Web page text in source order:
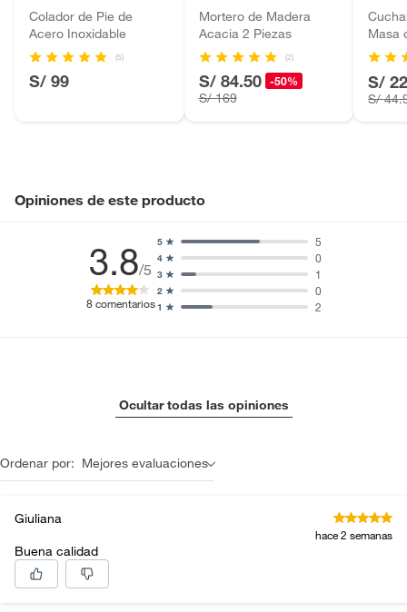
Baterías de auto.
Motocicletas y bicicletas motorizadas.
Licores y cigarros electrónicos.
Colador de Pie de
Acero Inoxidable
(5)
S/ 99
Mortero de Madera
Acacia 2 Piezas
(2)
S/ 84.50 -50%
S/ 169
Masa
S/
S/
Opiniones de este producto
3.8/5
8 comentarios1 2
2 0
3 1
4 0
5 5
Ocultar todas las opiniones
Ordenar por: Mejores evaluaciones
Giuliana
hace 2 semanas
Buena calidad